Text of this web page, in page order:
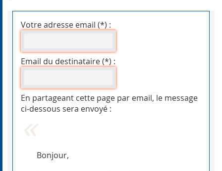
Votre adresse email (*) :
Email du destinataire (*) :
En partageant cette page par email, le message
ci-dessous sera envoyé :
Bonjour,